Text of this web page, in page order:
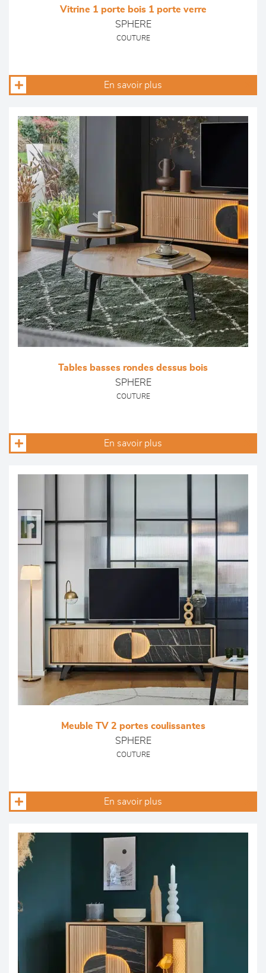
Vitrine 1 porte bois 1 porte verre
SPHERE
COUTURE
En savoir plus
Tables basses rondes dessus bois
SPHERE
COUTURE
En savoir plus
Meuble TV 2 portes coulissantes
SPHERE
COUTURE
En savoir plus